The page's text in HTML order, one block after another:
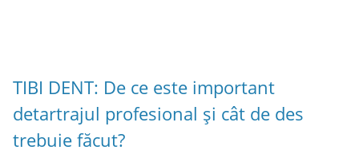
TIBI DENT: De ce este important
detartrajul profesional și cât de des
trebuie făcut?